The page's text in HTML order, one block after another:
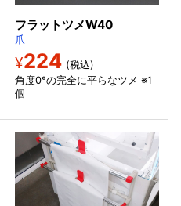
フラットツメW40
爪
¥224 (税込)
角度0°の完全に平らなツメ ※1
個